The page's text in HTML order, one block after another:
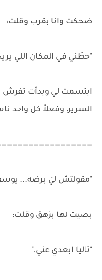
ضحكت وانا بقرب وقلت:
"حطّني في المكان اللي
ابتسمت لي وبدأت تفرش
السرير، وفعلاً كل واحد
"مقولتش ليّ برضه...
بصيت لها بزهق وقلت:
"تاليا ابعدي عني."